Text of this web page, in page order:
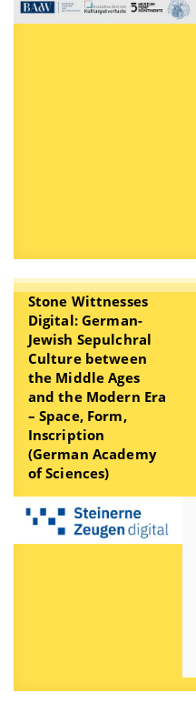
Stone Wittnesses
Digital: German-
Jewish Sepulchral
Culture between
the Middle Ages
and the Modern Era
– Space, Form,
Inscription
(German Academy
of Sciences)